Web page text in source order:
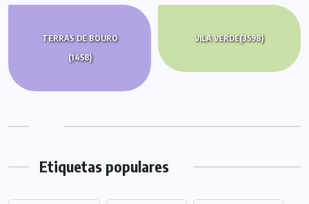
TERRAS DE BOURO
(1458)
VILA VERDE(3598)
Etiquetas populares